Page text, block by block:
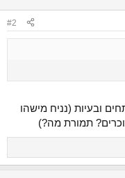
#2
ובעיות (נניח מישהו
תמורת מה?)